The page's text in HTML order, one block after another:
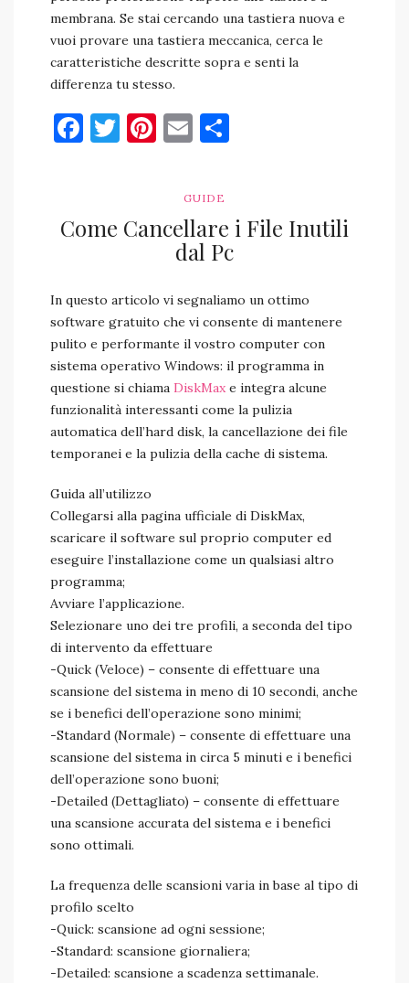
membrana. Se stai cercando una tastiera nuova e
vuoi provare una tastiera meccanica, cerca le
caratteristiche descritte sopra e senti la
differenza tu stesso.
Facebook
Twitter
Pinterest
Email
GUIDE
Come Cancellare i File Inutili
dal Pc
In questo articolo vi segnaliamo un ottimo
software gratuito che vi consente di mantenere
pulito e performante il vostro computer con
sistema operativo Windows: il programma in
questione si chiama DiskMaxe integra alcune
funzionalità interessanti come la pulizia
automatica dell’hard disk, la cancellazione dei file
temporanei e la pulizia della cache di sistema.
Guida all’utilizzo
Collegarsi alla pagina ufficiale di DiskMax,
scaricare il software sul proprio computer ed
eseguire l’installazione come un qualsiasi altro
programma;
Avviare l’applicazione.
Selezionare uno dei tre profili, a seconda del tipo
di intervento da effettuare
-Quick (Veloce) – consente di effettuare una
scansione del sistema in meno di 10 secondi, anche
se i benefici dell’operazione sono minimi;
-Standard (Normale) – consente di effettuare una
scansione del sistema in circa 5 minuti e i benefici
dell’operazione sono buoni;
-Detailed (Dettagliato) – consente di effettuare
una scansione accurata del sistema e i benefici
sono ottimali.
La frequenza delle scansioni varia in base al tipo di
profilo scelto
-Quick: scansione ad ogni sessione;
-Standard: scansione giornaliera;
-Detailed: scansione a scadenza settimanale.